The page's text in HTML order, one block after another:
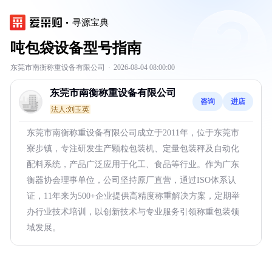
寻源宝典
吨包袋设备型号指南
东莞市南衡称重设备有限公司 · 2026-08-04 08:00:00
东莞市南衡称重设备有限公司
法人:刘玉英
咨询 进店
东莞市南衡称重设备有限公司成立于2011年，位于东莞市
寮步镇，专注研发生产颗粒包装机、定量包装秤及自动化
配料系统，产品广泛应用于化工、食品等行业。作为广东
衡器协会理事单位，公司坚持原厂直营，通过ISO体系认
证，11年来为500+企业提供高精度称重解决方案，定期举
办行业技术培训，以创新技术与专业服务引领称重包装领
域发展。